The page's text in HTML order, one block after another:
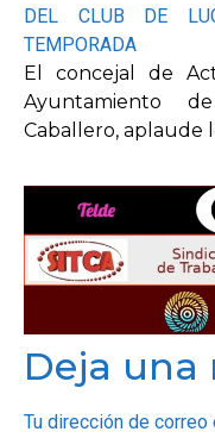
DEL CLUB DE
TEMPORADA
El concejal de
Ayuntamiento
Caballero, aplaude
Deja una
Tu dirección de